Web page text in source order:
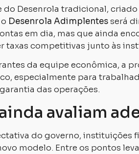
do Desenrola tradicional,
Desenrola Adimplentesserá
em dia, mas que ainda
taxas competitivas junto às
da equipe econômica, a
especialmente para
das operações.
avaliam
do governo, instituições
modelo. Entre os pontos